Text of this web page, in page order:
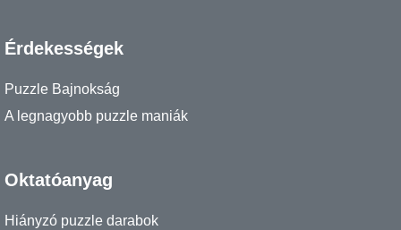
Érdekességek
Puzzle Bajnokság
A legnagyobb puzzle maniák
Oktatóanyag
Hiányzó puzzle darabok